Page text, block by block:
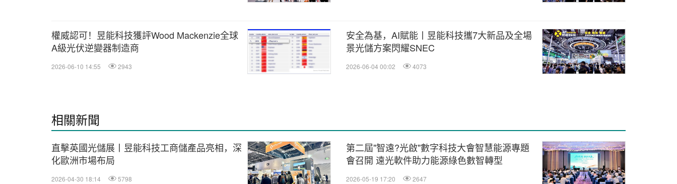
權威認可！昱能科技獲評Wood Mackenzie全球
A級光伏逆變器制造商
2026-06-10 14:55 2943
安全為基，AI賦能丨昱能科技攜7大新品及全場
景光儲方案閃耀SNEC
2026-06-04 00:02 4073
相關新聞
直擊英國光儲展丨昱能科技工商儲產品亮相，深
化歐洲市場布局
2026-04-30 18:14 5798
第二屆"智遠?光啟"數字科技大會智慧能源專題
會召開 遠光軟件助力能源綠色數智轉型
2026-05-19 17:20 2647